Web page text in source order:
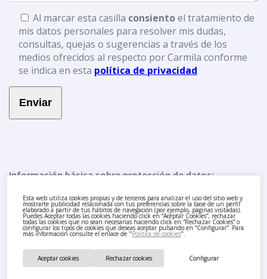
Esta web utiliza cookies propias y de terceros para analizar el uso del sitio web y
mostrarte publicidad relacionada con tus preferencias sobre la base de un perfil
elaborado a partir de tus hábitos de navegación (por ejemplo, páginas visitadas).
Puedes Aceptar todas las cookies haciendo click en “Aceptar Cookies”, rechazar
todas las cookies que no sean necesarias haciendo click en “Rechazar Cookies” o
configurar los tipos de cookies que deseas aceptar pulsando en “Configurar”. Para
más información consulte el enlace de "Política de cookies".
Configurar
Rechazar cookies
Aceptar cookies
Al marcar esta casilla consientoel tratamiento de
mis datos personales para resolver mis dudas,
consultas, quejas o sugerencias a través de los
medios ofrecidos al respecto por Carmila conforme
se indica en esta política de privacidad
Información básica sobre protección de datos:
Responsable:Responsable Carmila España, S.L.U.,
(«Carmila») con dirección en Avda. de la Transición
Española, 34 Edificio B – Planta 4ª (Parque Empresarial
Omega) – 28108 Alcobendas (Madrid) y C.I.F. B-
Categoría de datos:Datos de contacto y de carácter
identificativo y otros datos que Usted nos proporcione.